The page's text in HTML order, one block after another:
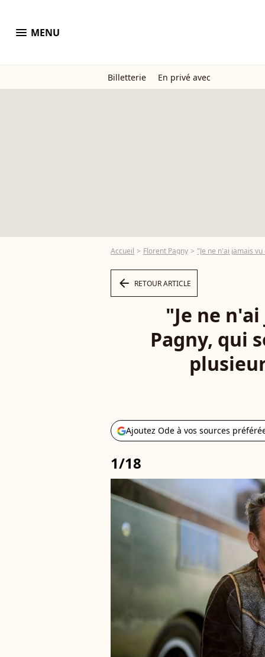
menu MENU
Billetterie En privé avec
Accueil Florent Pagny "Je ne n'ai jamais
arrow_left RETOUR ARTICLE
"Je ne
Pagny, qui
Ajoutez Ode à vos sources
1/18